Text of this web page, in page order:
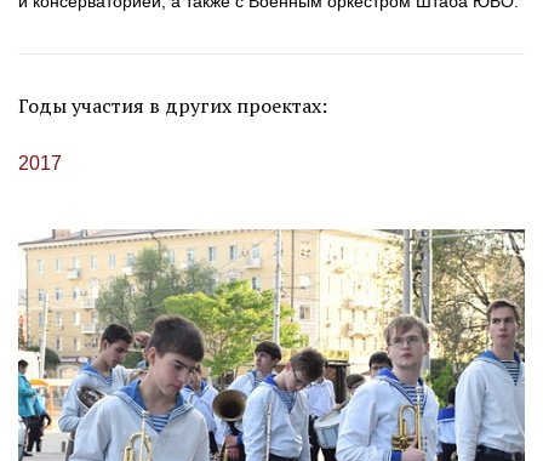
Годы участия в других проектах:
2017